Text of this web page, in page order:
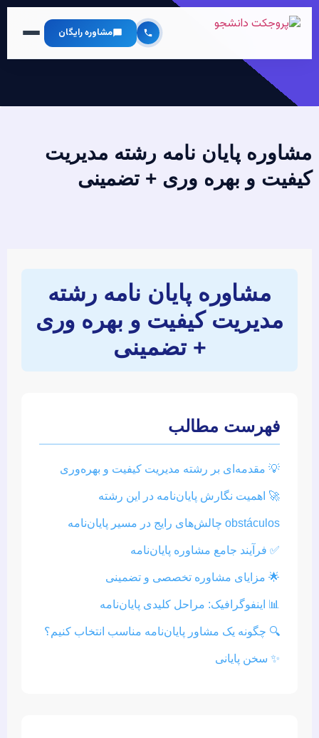
مشاوره رایگان
مشاوره پایان نامه رشته مدیریت
کیفیت و بهره وری + تضمینی
مشاوره پایان نامه رشته
مدیریت کیفیت و بهره وری
+ تضمینی
فهرست مطالب
💡 مقدمه‌ای بر رشته مدیریت کیفیت و بهره‌وری
🚀 اهمیت نگارش پایان‌نامه در این رشته
obstáculos چالش‌های رایج در مسیر پایان‌نامه
✅ فرآیند جامع مشاوره پایان‌نامه
🌟 مزایای مشاوره تخصصی و تضمینی
📊 اینفوگرافیک: مراحل کلیدی پایان‌نامه
🔍 چگونه یک مشاور پایان‌نامه مناسب انتخاب کنیم؟
✨ سخن پایانی